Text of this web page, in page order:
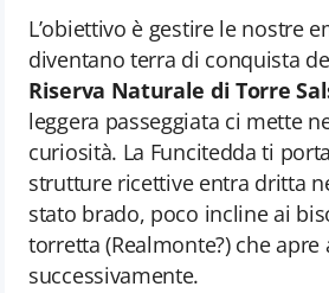
L’obiettivo è gestire le nostre
diventano terra di conquista
Riserva Naturale di Torre
leggera passeggiata ci mette
curiosità. La Funcitedda ti
strutture ricettive entra dritta
stato brado, poco incline ai
torretta (Realmonte?) che
successivamente.